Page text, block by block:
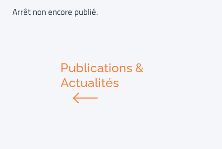
Arrêt non encore publié.
Publications &
Actualités